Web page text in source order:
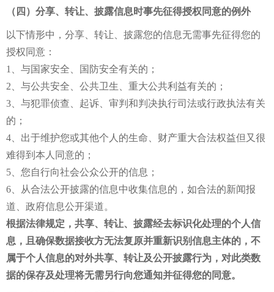
（四）分享、转让、披露信息时事先征得授权同意的例外
以下情形中，分享、转让、披露您的信息无需事先征得您的
授权同意：
1、与国家安全、国防安全有关的；
2、与公共安全、公共卫生、重大公共利益有关的；
3、与犯罪侦查、起诉、审判和判决执行司法或行政执法有关
的；
4、出于维护您或其他个人的生命、财产重大合法权益但又很
难得到本人同意的；
5、您自行向社会公众公开的信息；
6、从合法公开披露的信息中收集信息的，如合法的新闻报
道、政府信息公开渠道。
根据法律规定，共享、转让、披露经去标识化处理的个人信
息，且确保数据接收方无法复原并重新识别信息主体的，不
属于个人信息的对外共享、转让及公开披露行为，对此类数
据的保存及处理将无需另行向您通知并征得您的同意。